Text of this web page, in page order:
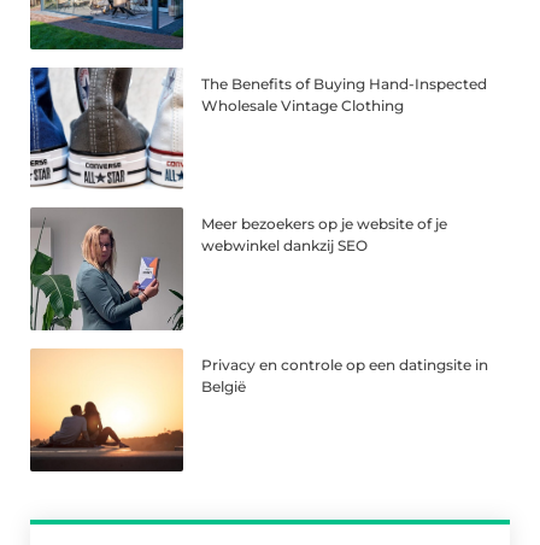
The Benefits of Buying Hand-Inspected
Wholesale Vintage Clothing
Meer bezoekers op je website of je
webwinkel dankzij SEO
Privacy en controle op een datingsite in
België